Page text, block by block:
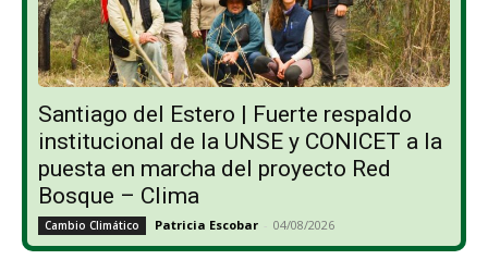
Santiago del Estero | Fuerte respaldo
institucional de la UNSE y CONICET a la
puesta en marcha del proyecto Red
Bosque – Clima
Cambio Climático Patricia Escobar - 04/08/2026